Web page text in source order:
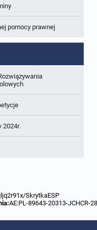
pomocy prawnej
2024r.
SkrytkaESP
AE:PL-89643-20313-JCHCR-28